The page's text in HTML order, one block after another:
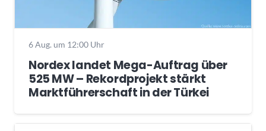
6 Aug. um 12:00 Uhr
Nordex landet Mega-Auftrag über
525 MW – Rekordprojekt stärkt
Marktführerschaft in der Türkei